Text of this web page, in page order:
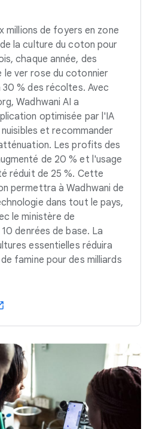
millions de foyers en zone
la culture du coton pour
chaque année, des
le ver rose du cotonnier
% des récoltes. Avec
Wadhwani AI a
optimisée par l'IA
et recommander
Les profits des
de 20 % et l'usage
réduit de 25 %. Cette
permettra à Wadhwani de
dans tout le pays,
le ministère de
denrées de base. La
essentielles réduira
famine pour des milliards